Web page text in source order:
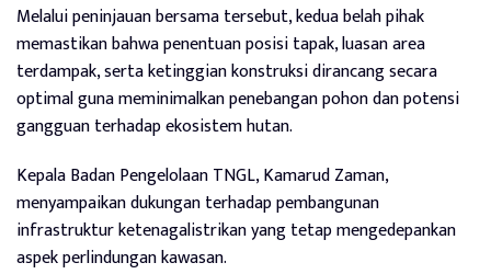
Melalui peninjauan bersama tersebut, kedua belah pihak
memastikan bahwa penentuan posisi tapak, luasan area
terdampak, serta ketinggian konstruksi dirancang secara
optimal guna meminimalkan penebangan pohon dan potensi
gangguan terhadap ekosistem hutan.
Kepala Badan Pengelolaan TNGL, Kamarud Zaman,
menyampaikan dukungan terhadap pembangunan
infrastruktur ketenagalistrikan yang tetap mengedepankan
aspek perlindungan kawasan.